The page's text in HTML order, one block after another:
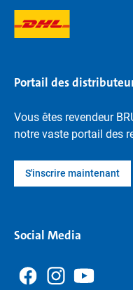
Portail des
Vous êtes revendeur
notre vaste portail des
S'inscrire maintenant
Social Media